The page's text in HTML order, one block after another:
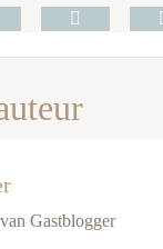
Gastblogger